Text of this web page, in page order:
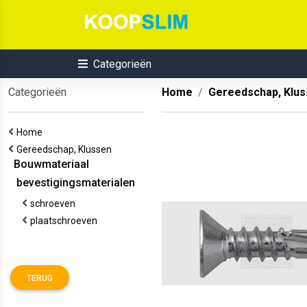
Categorieën
Categorieën
Home
Gereedschap, Klussen
Bouwmateriaal
bevestigingsmaterialen
schroeven
plaatschroeven
TERUG
Home Gereedschap,